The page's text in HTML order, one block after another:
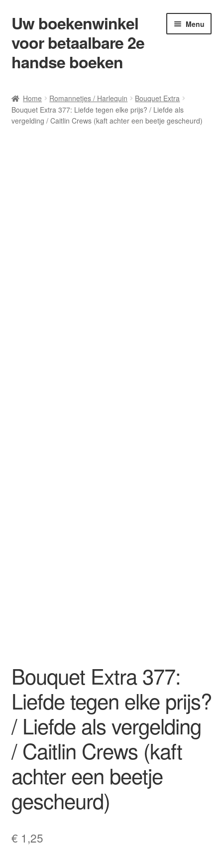
Ga
door
naar
navigatie
Ga
naar
de
inhoud
Uw boekenwinkel
voor betaalbare 2e
handse boeken
Menu
Afrekenen
Home Romannetjes / Harlequin
Bouquet Extra
Bouquet Extra 377: Liefde tegen elke prijs? / Liefde als
vergelding / Caitlin Crews (kaft achter een beetje gescheurd)
Bouquet Extra 377:
Liefde tegen elke prijs?
/ Liefde als vergelding
/ Caitlin Crews (kaft
achter een beetje
gescheurd)
€ 1,25